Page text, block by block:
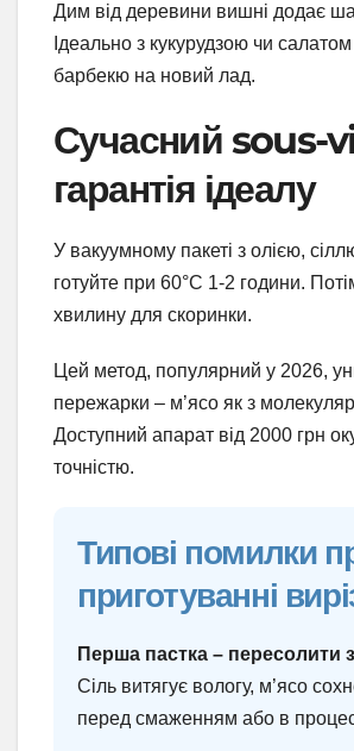
Дим від деревини вишні додає
Ідеально з кукурудзою чи салатом
барбекю на новий лад.
Сучасний sous-
гарантія ідеалу
У вакуумному пакеті з олією,
готуйте при 60°C 1-2 години.
хвилину для скоринки.
Цей метод, популярний у 2026,
пережарки – м’ясо як з
Доступний апарат від 2000 грн
точністю.
Типові помилки
приготуванні
Перша пастка – пересолити
Сіль витягує вологу, м’ясо
перед смаженням або в